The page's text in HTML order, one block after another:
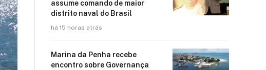
assume comando de maior
distrito naval do Brasil
há 15 horas atrás
Marina da Penha recebe
encontro sobre Governança